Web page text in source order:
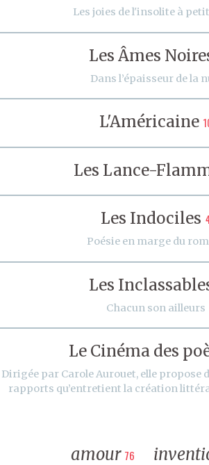
Les joies de l'insolite à
Les Âmes
Dans l’épaisseur de la
L'Américaine
Les Lance-
Les Indociles
Poésie en marge du
Les
Chacun son ailleurs
Le Cinéma des
Dirigée par Carole Aurouet, elle propose
rapports qu’entretient la création
amour 76